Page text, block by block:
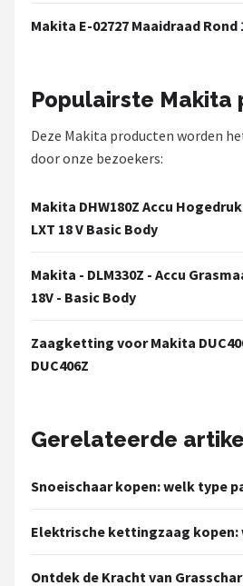
Makita E-02727 Maaidraad Rond
Populairste Makita
Deze Makita producten worden
door onze bezoekers:
Makita DHW180Z Accu
LXT 18 V Basic Body
Makita - DLM330Z - Accu
18V - Basic Body
Zaagketting voor Makita
DUC406Z
Gerelateerde
Snoeischaar kopen: welk type
Elektrische kettingzaag
Ontdek de Kracht van